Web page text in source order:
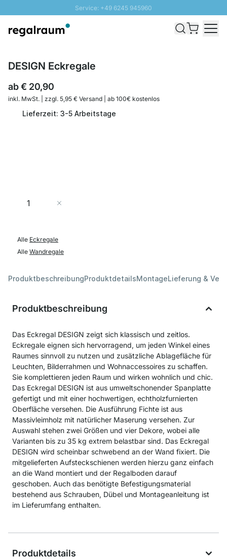
Service: +49 6245 945960
Schnelle Lieferung - Gratis Versand ab 100€
DESIGN Eckregale
ab€ 20,90
inkl. MwSt. | zzgl. 5,95 € Versand | ab 100€ kostenlos
Lieferzeit: 3-5 Arbeitstage
Menge
Alle Eckregale
Alle Wandregale
ProduktbeschreibungProduktdetailsMontageLieferung &
Produktbeschreibung
Das Eckregal DESIGN zeigt sich klassisch und zeitlos.
Eckregale eignen sich hervorragend, um jeden Winkel eines
Raumes sinnvoll zu nutzen und zusätzliche Ablagefläche für
Leuchten, Bilderrahmen und Wohnaccessoires zu schaffen.
Sie komplettieren jeden Raum und wirken wohnlich und chic.
Das Eckregal DESIGN ist aus umweltschonender Spanplatte
gefertigt und mit einer hochwertigen, echtholzfurnierten
Oberfläche versehen. Die Ausführung Fichte ist aus
Massivleimholz mit natürlicher Maserung versehen. Zur
Auswahl stehen zwei Größen und vier Dekore, wobei alle
Varianten bis zu 35 kg extrem belastbar sind. Das Eckregal
DESIGN wird scheinbar schwebend an der Wand fixiert. Die
mitgelieferten Aufsteckschienen werden hierzu ganz einfach
an die Wand montiert und der Regalboden darauf
geschoben. Auch das benötigte Befestigungsmaterial
bestehend aus Schrauben, Dübel und Montageanleitung ist
im Lieferumfang enthalten.
Produktdetails